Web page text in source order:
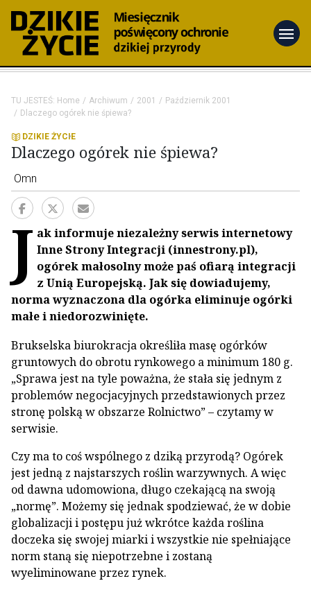
menu
TU JESTEŚ: Home Archiwum 2001
Październik 2001
Dlaczego ogórek nie śpiewa?
DZIKIE ŻYCIE
Dlaczego ogórek nie śpiewa?
Omn
J ak informuje niezależny serwis internetowy
Inne Strony Integracji (innestrony.pl),
ogórek małosolny może paś ofiarą integracji
z Unią Europejską. Jak się dowiadujemy,
norma wyznaczona dla ogórka eliminuje ogórki
małe i niedorozwinięte.
Brukselska biurokracja określiła masę ogórków
gruntowych do obrotu rynkowego a minimum 180 g.
„Sprawa jest na tyle poważna, że stała się jednym z
problemów negocjacyjnych przedstawionych przez
stronę polską w obszarze Rolnictwo” – czytamy w
serwisie.
Czy ma to coś wspólnego z dziką przyrodą? Ogórek
jest jedną z najstarszych roślin warzywnych. A więc
od dawna udomowiona, długo czekającą na swoją
„normę”. Możemy się jednak spodziewać, że w dobie
globalizacji i postępu już wkrótce każda roślina
doczeka się swojej miarki i wszystkie nie spełniające
norm staną się niepotrzebne i zostaną
wyeliminowane przez rynek.